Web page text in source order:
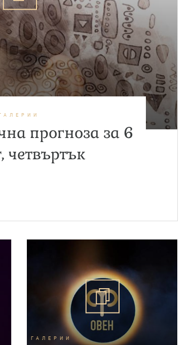
прогноза за 6
четвъртък
ГАЛЕРИИ